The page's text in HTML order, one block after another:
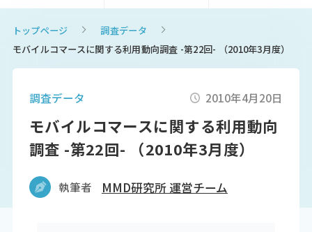
トップページ
調査データ
モバイルコマースに関する利用動向調査 -第22回- （2010年3月度）
調査データ 2010年4月20日
モバイルコマースに関する利用動向
調査 -第22回- （2010年3月度）
執筆者 MMD研究所 運営チーム